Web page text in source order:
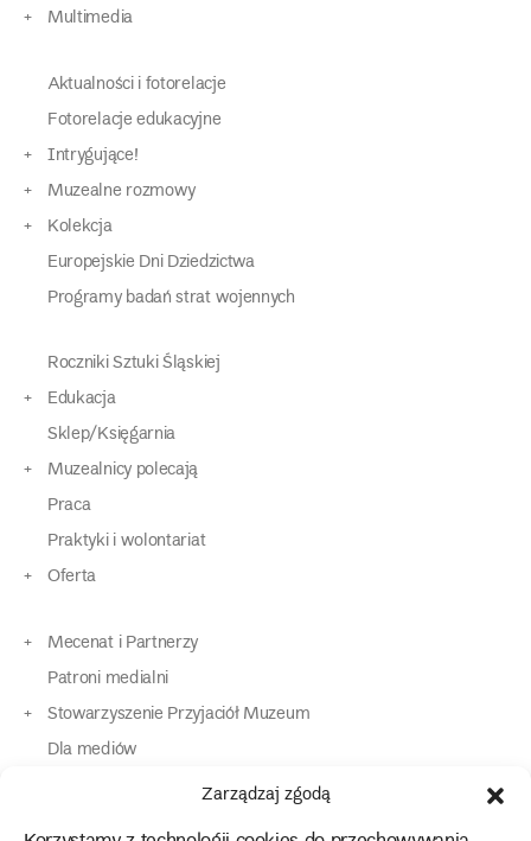
Zarządzaj zgodą
Multimedia
Aktualności i fotorelacje
Fotorelacje edukacyjne
Intrygujące!
Muzealne rozmowy
Kolekcja
Europejskie Dni Dziedzictwa
Programy badań strat wojennych
Roczniki Sztuki Śląskiej
Edukacja
Sklep/Księgarnia
Muzealnicy polecają
Praca
Praktyki i wolontariat
Oferta
Mecenat i Partnerzy
Patroni medialni
Stowarzyszenie Przyjaciół Muzeum
Dla mediów
Dla osób o specjalnych potrzebach